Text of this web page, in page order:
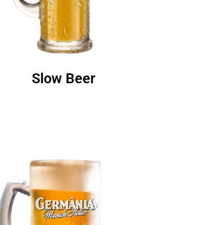
Slow Beer